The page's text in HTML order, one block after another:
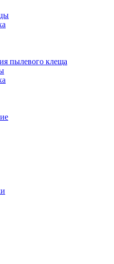
пылевого клеща